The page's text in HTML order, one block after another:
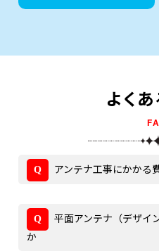
よく
アンテナ工事にかかる
平面アンテナ（デザイ
か